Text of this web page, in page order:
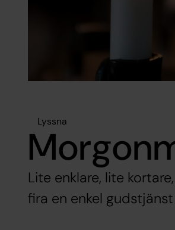
Lyssna
Lite enklare, lite
fira en enkel